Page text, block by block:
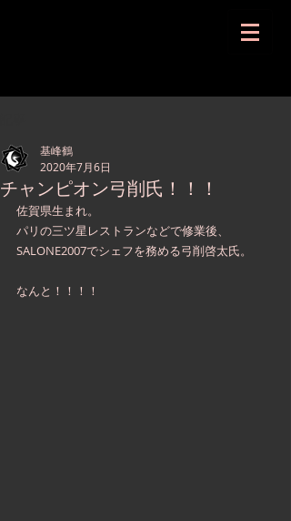
チャンピオン弓削氏！！！
基峰鶴
2020年7月6日
佐賀県生まれ。
パリの三ツ星レストランなどで修業後、
SALONE2007でシェフを務める弓削啓太氏。
なんと！！！！